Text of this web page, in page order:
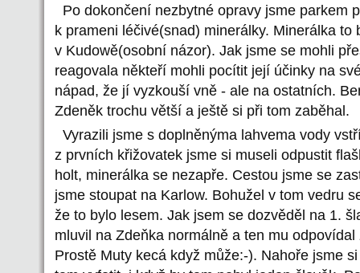
Po dokončení nezbytné opravy jsme parkem
k prameni léčivé(snad) minerálky. Minerálka to
v Kudowě(osobní názor). Jak jsme se mohli
reagovala někteří mohli pocítit její účinky na
nápad, že jí vyzkouší vně - ale na ostatních.
Zdeněk trochu větší a ještě si při tom zaběhal.
Vyrazili jsme s doplněnýma lahvema vody
z prvních křižovatek jsme si museli odpustit
holt, minerálka se nezapře. Cestou jsme se
jsme stoupat na Karlow. Bohužel v tom vedru
že to bylo lesem. Jak jsem se dozvěděl na 1.
mluvil na Zdeňka normálně a ten mu
Prostě Muty kecá když může:-). Nahoře jsme